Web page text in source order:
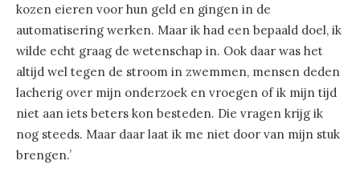
kozen eieren voor hun geld en gingen in de
automatisering werken. Maar ik had een bepaald doel, ik
wilde echt graag de wetenschap in. Ook daar was het
altijd wel tegen de stroom in zwemmen, mensen deden
lacherig over mijn onderzoek en vroegen of ik mijn tijd
niet aan iets beters kon besteden. Die vragen krijg ik
nog steeds. Maar daar laat ik me niet door van mijn stuk
brengen.’